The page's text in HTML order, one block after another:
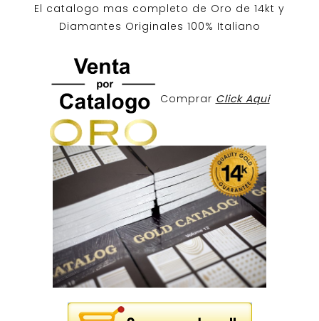
El catalogo mas completo de Oro de 14kt y
Diamantes Originales 100% Italiano
Comprar Click Aqui